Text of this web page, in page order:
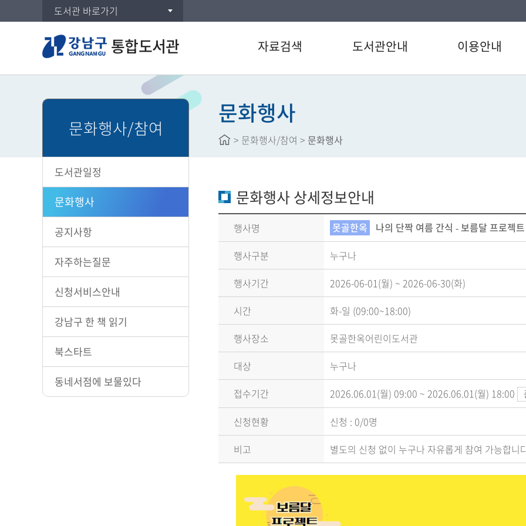
도서관 바로가기
통합도서관 자료검색
DVD/CD검색
주제별검색
신착자료검색
희망도서신청
도서관안내
도서관운영법규
장서/대출데이터
이용안내
문화행사/참여
도서관일정
문화행사
공지사항
자주하는질문
신청서비스안내
강남구 한 책 읽기
북스타트
동네서점에 보물있다
문화행사
> 문화행사/참여 > 문화행사
문화행사 상세정보안내
행사명 못골한옥 나의 단짝 여름 간식 - 보름달 프로젝트
행사구분
누구나
행사기간
2026-06-01(월) ~ 2026-06-30(화)
시간
화-일 (09:00~18:00)
행사장소
못골한옥어린이도서관
대상
누구나
접수기간
2026.06.01(월) 09:00 ~ 2026.06.01(월) 18:00
신청현황
신청 : 0/0명
비고
별도의 신청 없이 누구나 자유롭게 참여 가능합니